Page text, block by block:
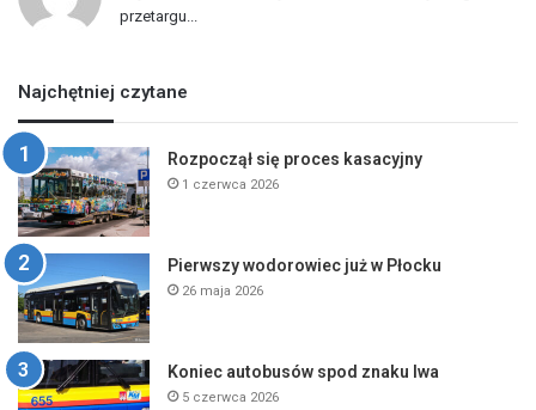
przetargu...
Najchętniej czytane
Rozpoczął się proces kasacyjny
1 czerwca 2026
Pierwszy wodorowiec już w Płocku
26 maja 2026
Koniec autobusów spod znaku lwa
5 czerwca 2026